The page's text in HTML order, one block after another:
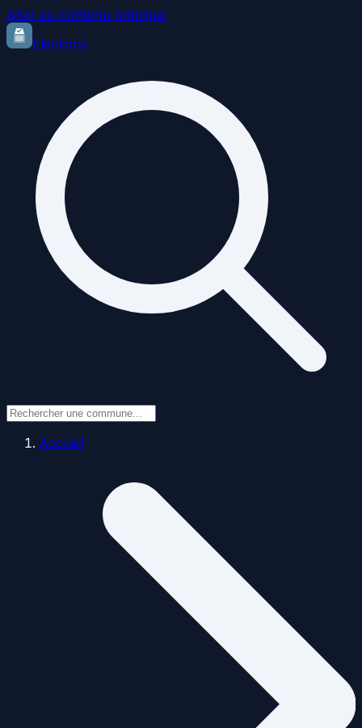
Aller au contenu principal
Elections
Accueil